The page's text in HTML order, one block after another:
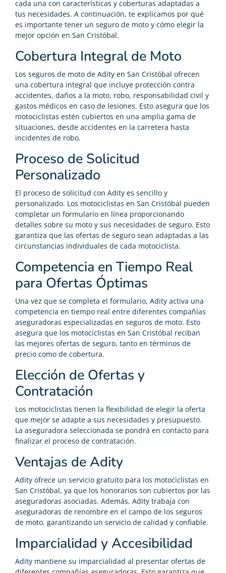
cada una con características y coberturas adaptadas a
tus necesidades. A continuación, te explicamos por qué
es importante tener un seguro de moto y cómo elegir la
mejor opción en San Cristóbal.
Cobertura Integral de Moto
Los seguros de moto de Adity en San Cristóbal ofrecen
una cobertura integral que incluye protección contra
accidentes, daños a la moto, robo, responsabilidad civil y
gastos médicos en caso de lesiones. Esto asegura que los
motociclistas estén cubiertos en una amplia gama de
situaciones, desde accidentes en la carretera hasta
incidentes de robo.
Proceso de Solicitud
Personalizado
El proceso de solicitud con Adity es sencillo y
personalizado. Los motociclistas en San Cristóbal pueden
completar un formulario en línea proporcionando
detalles sobre su moto y sus necesidades de seguro. Esto
garantiza que las ofertas de seguro sean adaptadas a las
circunstancias individuales de cada motociclista.
Competencia en Tiempo Real
para Ofertas Óptimas
Una vez que se completa el formulario, Adity activa una
competencia en tiempo real entre diferentes compañías
aseguradoras especializadas en seguros de moto. Esto
asegura que los motociclistas en San Cristóbal reciban
las mejores ofertas de seguro, tanto en términos de
precio como de cobertura.
Elección de Ofertas y
Contratación
Los motociclistas tienen la flexibilidad de elegir la oferta
que mejor se adapte a sus necesidades y presupuesto.
La aseguradora seleccionada se pondrá en contacto para
finalizar el proceso de contratación.
Ventajas de Adity
Adity ofrece un servicio gratuito para los motociclistas en
San Cristóbal, ya que los honorarios son cubiertos por las
aseguradoras asociadas. Además, Adity trabaja con
aseguradoras de renombre en el campo de los seguros
de moto, garantizando un servicio de calidad y confiable.
Imparcialidad y Accesibilidad
Adity mantiene su imparcialidad al presentar ofertas de